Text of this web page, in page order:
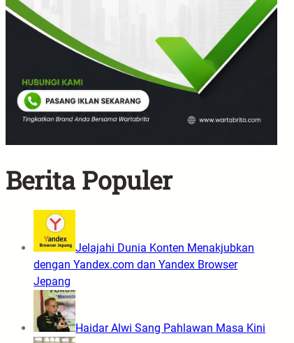
Berita Populer
Jelajahi Dunia Konten Menakjubkan
dengan Yandex.com dan Yandex Browser
Jepang
Haidar Alwi Sang Pahlawan Masa Kini